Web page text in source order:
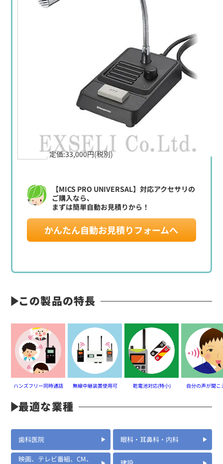
定価:33,000円(税別)
【MICS PRO UNIVERSAL】対応アクセサリの
ご購入なら、
まずは簡単自動お見積りから！
かんたん自動お見積りフォームへ
この製品の特長
ハンズフリー同時通話 無線中継装置使用可 乾電池対応(特小) 自分の声が聞こ
最適な業種
歯科医院 眼科・耳鼻科・内科
映画、テレビ番組、CM、